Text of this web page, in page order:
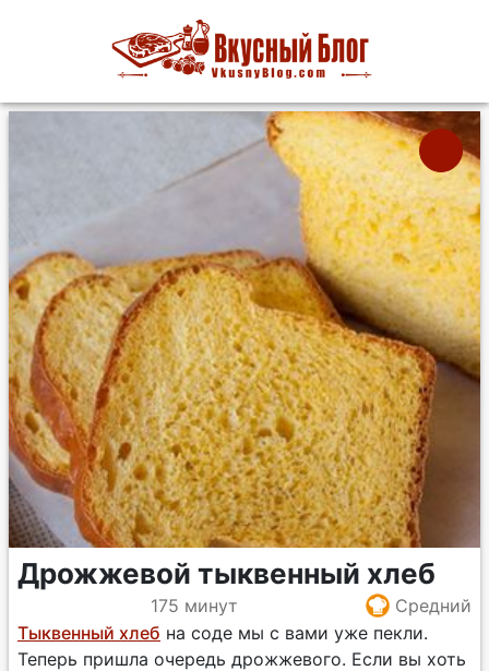
Дрожжевой тыквенный хлеб
175 минут
Средний
Тыквенный хлеб на соде мы с вами уже пекли.
Теперь пришла очередь дрожжевого. Если вы хоть